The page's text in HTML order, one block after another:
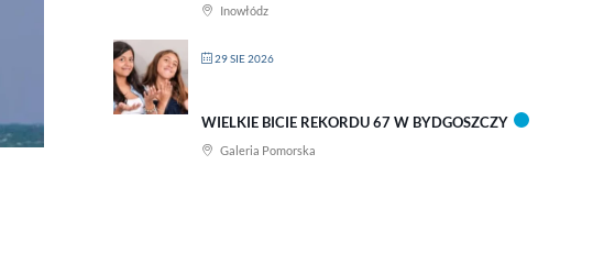
Inowłódz
29 SIE 2026
WIELKIE BICIE REKORDU 67 W BYDGOSZCZY
Galeria Pomorska